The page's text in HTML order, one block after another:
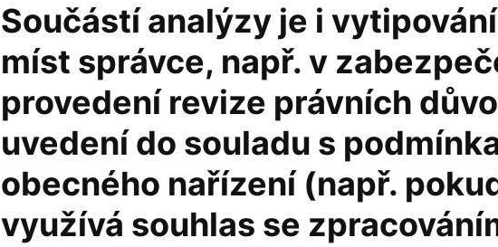
Součástí analýzy je i
míst správce, např. v
provedení revize právních
uvedení do souladu s
obecného nařízení (např.
využívá souhlas se